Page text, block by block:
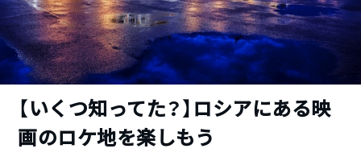
【いくつ知ってた？】ロシアにある映
画のロケ地を楽しもう